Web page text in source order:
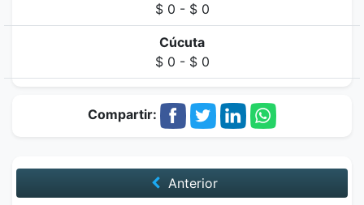
$ 0 - $ 0
Cúcuta
$ 0 - $ 0
Compartir:
Anterior